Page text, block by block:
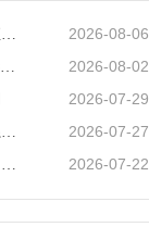
解析氮封储罐氧含量监测重要性，原位单端直插激光气体分析仪的落地应用与工艺价值 2026-08-06
不同原理可燃气体LEL浓度在线监测仪技术特点及工业选型指南 2026-08-02
2026-07-29
气体分析仪常用浓度计量单位释义、换算关系及适用场景说明 2026-07-27
激光氧分析仪系统：工业尾气管道精准测氧、筑牢工艺安全防线 2026-07-22